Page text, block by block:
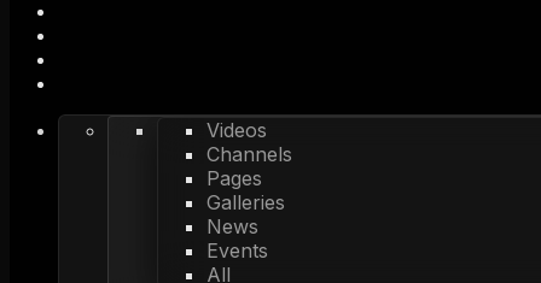
Videos
Channels
Pages
Galleries
News
Events
All